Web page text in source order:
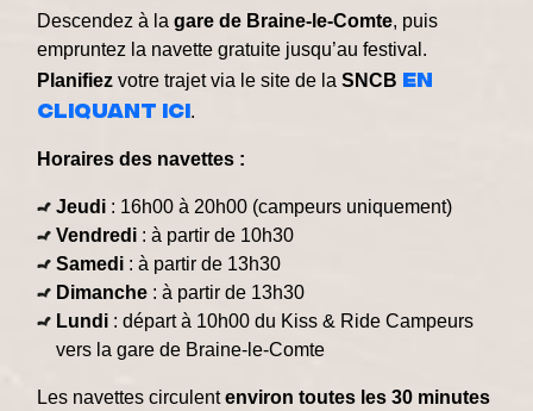
Descendez à lagare de Braine-le-Comte, puis
empruntez la navette gratuite jusqu’au festival.
Planifiez votre trajet via le site de laSNCB en
cliquant ici.
Horaires des navettes :
Jeudi : 16h00 à 20h00 (campeurs uniquement)
Vendredi : à partir de 10h30
Samedi : à partir de 13h30
Dimanche : à partir de 13h30
Lundi : départ à 10h00 du Kiss & Ride Campeurs
vers la gare de Braine-le-Comte
Les navettes circulentenviron toutes les 30 minutes